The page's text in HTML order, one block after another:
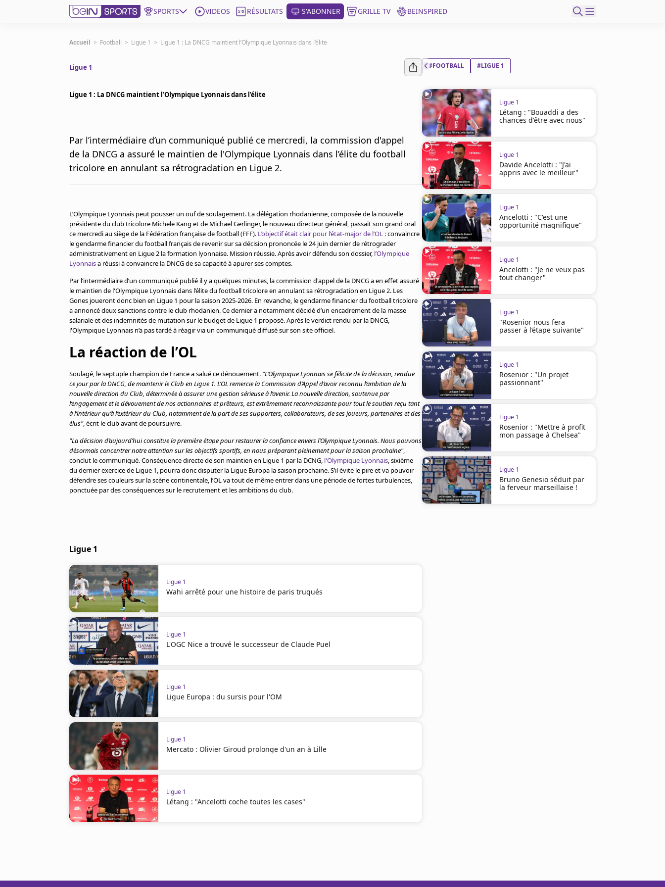
SPORTS VIDEOS RÉSULTATS S'ABONNER GRILLE TV BEINSPIRED
beIN SPORTS CONNECT
Gérer les notifications
Contactez nous
Mentions légales
Protection des données
Paramétrer mon consentement
Accueil > Football > Ligue 1 > Ligue 1 : La DNCG maintient l’Olympique Lyonnais dans l’élite
Ligue 1
Ligue 1 : La DNCG maintient l’Olympique Lyonnais dans l’élite
Par l’intermédiaire d’un communiqué publié ce mercredi, la commission d'appel
de la DNCG a assuré le maintien de l'Olympique Lyonnais dans l’élite du football
tricolore en annulant sa rétrogradation en Ligue 2.
L’Olympique Lyonnais peut pousser un ouf de soulagement. La délégation rhodanienne, composée de la nouvelle
présidente du club tricolore Michele Kang et de Michael Gerlinger, le nouveau directeur général, passait son grand oral
ce mercredi au siège de la Fédération française de football (FFF). L’objectif était clair pour l’état-major de l’OL : convaincre
le gendarme financier du football français de revenir sur sa décision prononcée le 24 juin dernier de rétrograder
administrativement en Ligue 2 la formation lyonnaise. Mission réussie. Après avoir défendu son dossier, l’Olympique
Lyonnaisa réussi à convaincre la DNCG de sa capacité à apurer ses comptes.
Par l’intermédiaire d’un communiqué publié il y a quelques minutes, la commission d'appel de la DNCG a en effet assuré
le maintien de l'Olympique Lyonnais dans l’élite du football tricolore en annulant sa rétrogradation en Ligue 2. Les
Gones joueront donc bien en Ligue 1 pour la saison 2025-2026. En revanche, le gendarme financier du football tricolore
a annoncé deux sanctions contre le club rhodanien. Ce dernier a notamment décidé d’un encadrement de la masse
salariale et des indemnités de mutation sur le budget de Ligue 1 proposé. Après le verdict rendu par la DNCG,
l'Olympique Lyonnais n’a pas tardé à réagir via un communiqué diffusé sur son site officiel.
La réaction de l’OL
Soulagé, le septuple champion de France a salué ce dénouement. "L’Olympique Lyonnais se félicite de la décision, rendue
ce jour par la DNCG, de maintenir le Club en Ligue 1. L’OL remercie la Commission d’Appel d’avoir reconnu l’ambition de la
nouvelle direction du Club, déterminée à assurer une gestion sérieuse à l’avenir. La nouvelle direction, soutenue par
l’engagement et le dévouement de nos actionnaires et prêteurs, est extrêmement reconnaissante pour tout le soutien reçu tant
à l’intérieur qu’à l’extérieur du Club, notamment de la part de ses supporters, collaborateurs, de ses joueurs, partenaires et des
élus", écrit le club avant de poursuivre.
"La décision d’aujourd’hui constitue la première étape pour restaurer la confiance envers l’Olympique Lyonnais. Nous pouvons
désormais concentrer notre attention sur les objectifs sportifs, en nous préparant pleinement pour la saison prochaine",
conclut le communiqué. Conséquence directe de son maintien en Ligue 1 par la DCNG, l'Olympique Lyonnais, sixième
du dernier exercice de Ligue 1, pourra donc disputer la Ligue Europa la saison prochaine. S’il évite le pire et va pouvoir
défendre ses couleurs sur la scène continentale, l’OL va tout de même entrer dans une période de fortes turbulences,
ponctuée par des conséquences sur le recrutement et les ambitions du club.
Ligue 1
Ligue 1
Wahi arrêté pour une histoire de paris truqués
Ligue 1
L'OGC Nice a trouvé le successeur de Claude Puel
Ligue 1
Ligue Europa : du sursis pour l'OM
Ligue 1
Mercato : Olivier Giroud prolonge d'un an à Lille
Ligue 1
Létang : "Ancelotti coche toutes les cases"
#FOOTBALL #LIGUE 1
Ligue 1
Létang : "Bouaddi a des
chances d'être avec nous"
Ligue 1
Davide Ancelotti : "J'ai
appris avec le meilleur"
Ligue 1
Ancelotti : "C'est une
opportunité magnifique"
Ligue 1
Ancelotti : "Je ne veux pas
tout changer"
Ligue 1
"Rosenior nous fera
passer à l’étape suivante"
Ligue 1
Rosenior : "Un projet
passionnant"
Ligue 1
Rosenior : "Mettre à profit
mon passage à Chelsea"
Ligue 1
Bruno Genesio séduit par
la ferveur marseillaise !